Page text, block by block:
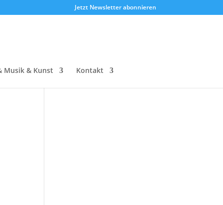
Jetzt Newsletter abonnieren
Musik & Kunst Kontakt